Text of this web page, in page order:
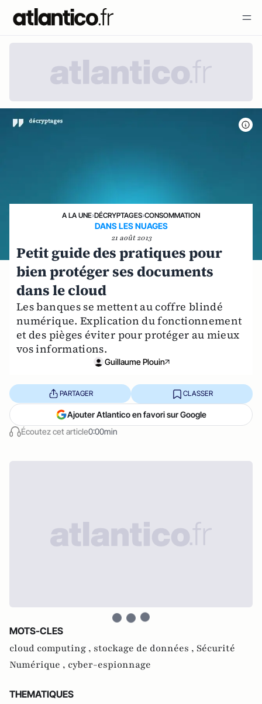
A LA UNE›DÉCRYPTAGES›CONSOMMATION
DANS LES NUAGES
21 août 2013
Petit guide des pratiques pour
bien protéger ses documents
dans le cloud
Les banques se mettent au coffre blindé
numérique. Explication du fonctionnement
et des pièges éviter pour protéger au mieux
vos informations.
Guillaume Plouin
Écoutez cet article0:00min
PARTAGER CLASSER
Ajouter Atlantico en favori sur Google
MOTS-CLES
cloud computing , stockage de données , Sécurité
Numérique , cyber-espionnage
THEMATIQUES